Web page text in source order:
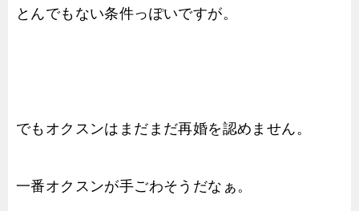
とんでもない条件っぽいですが。
でもオクスンはまだまだ再婚を認めません。
一番オクスンが手ごわそうだなぁ。